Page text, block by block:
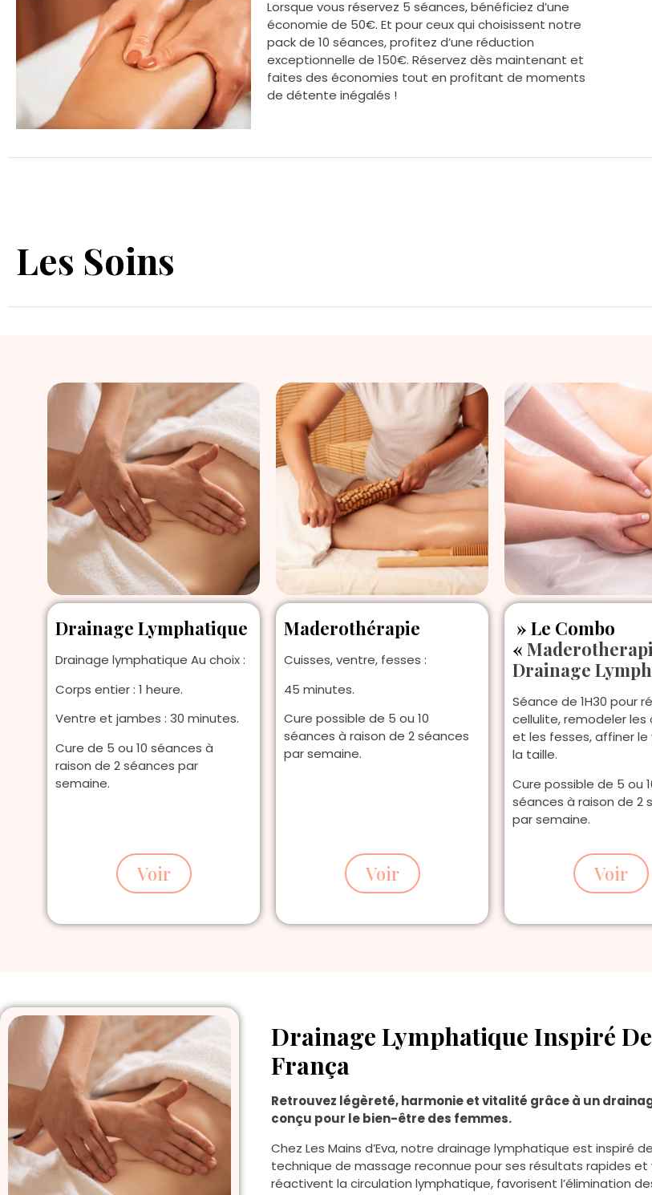
Lorsque vous réservez 5 séances, bénéficiez d’une
économie de 50€. Et pour ceux qui choisissent notre
pack de 10 séances, profitez d’une réduction
exceptionnelle de 150€. Réservez dès maintenant et
faites des économies tout en profitant de moments
de détente inégalés !
Les Soins
Drainage Lymphatique
Drainage lymphatique Au choix :
Corps entier : 1 heure.
Ventre et jambes : 30 minutes.
Cure de 5 ou 10 séances à
raison de 2 séances par
semaine.
Voir
Maderothérapie
Cuisses, ventre, fesses :
45 minutes.
Cure possible de 5 ou 10
séances à raison de 2 séances
par semaine.
Voir
» Le Combo
«
Drainage
Séance de 1H30 pour
cellulite, remodeler les
et les fesses, affiner
la
Cure possible de 5 ou
séances à raison de 2
par semaine.
Voir
Drainage Lymphatique Inspiré
França
Retrouvez légèreté, harmonie et vitalité grâce à un
conçu pour le bien-être des femmes.
Chez Les Mains d’Eva, notre drainage lymphatique est inspiré
technique de massage reconnue pour ses résultats rapides
réactivent la circulation lymphatique, favorisent l’élimination